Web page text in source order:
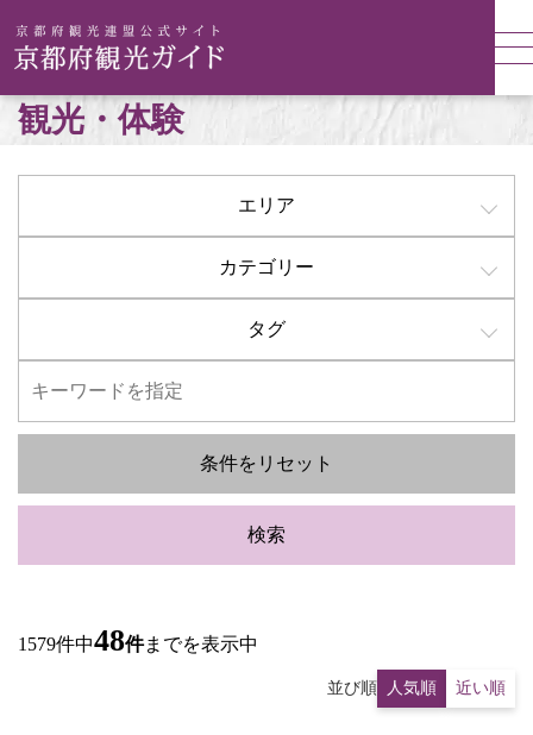
観光・体験
エリア
カテゴリー
タグ
条件をリセット
検索
1579件中48件までを表示中
並び順 人気順 近い順